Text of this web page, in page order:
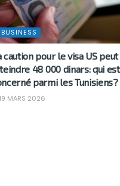
BUSINESS
caution pour le visa US peut
48 000 dinars: qui est
parmi les Tunisiens?
MARS 2026